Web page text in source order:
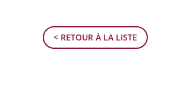
< RETOUR À LA LISTE